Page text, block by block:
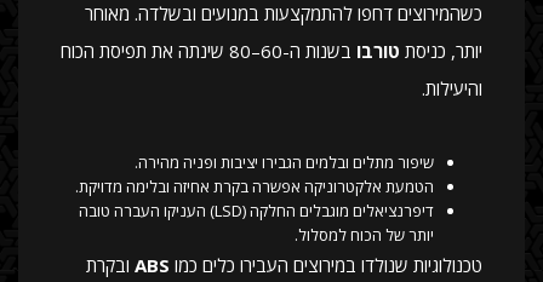
כשהמירוצים דחפו להתמקצעות במנועים ובשלדה. מאוחר
יותר, כניסת טורבו
בשנות ה-60–80 שינתה את תפיסת הכוח
והיעילות.
שיפור מתלים ובלמים הגבירו יציבות ופניה מהירה.
הטמעת אלקטרוניקה אפשרה בקרת אחיזה ובלימה מדויקת.
דיפרנציאלים מוגבלים החלקה (LSD) העניקו העברה טובה
יותר של הכוח למסלול.
טכנולוגיות שנולדו במירוצים העבירו כלים כמו ABS ובקרת